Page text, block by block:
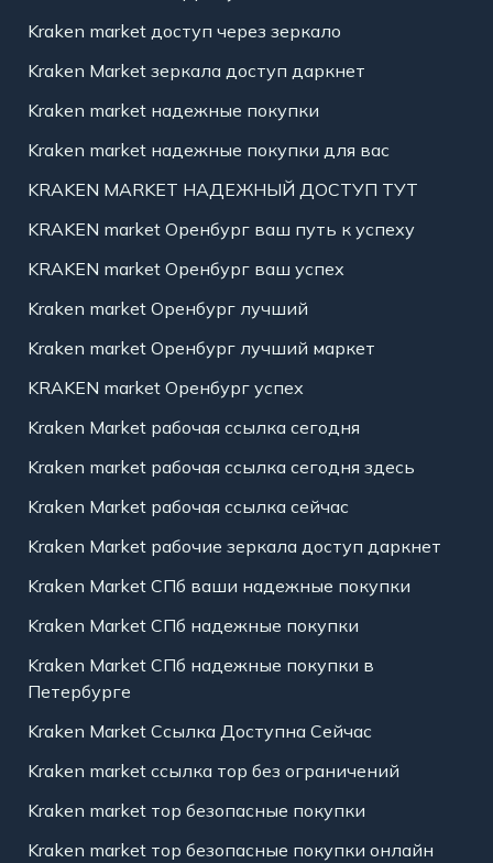
Kraken market доступ через зеркало
Kraken Market зеркала доступ даркнет
Kraken market надежные покупки
Kraken market надежные покупки для вас
KRAKEN MARKET НАДЕЖНЫЙ ДОСТУП ТУТ
KRAKEN market Оренбург ваш путь к успеху
KRAKEN market Оренбург ваш успех
Kraken market Оренбург лучший
Kraken market Оренбург лучший маркет
KRAKEN market Оренбург успех
Kraken Market рабочая ссылка сегодня
Kraken market рабочая ссылка сегодня здесь
Kraken Market рабочая ссылка сейчас
Kraken Market рабочие зеркала доступ даркнет
Kraken Market СПб ваши надежные покупки
Kraken Market СПб надежные покупки
Kraken Market СПб надежные покупки в
Петербурге
Kraken Market Ссылка Доступна Сейчас
Kraken market ссылка тор без ограничений
Kraken market тор безопасные покупки
Kraken market тор безопасные покупки онлайн